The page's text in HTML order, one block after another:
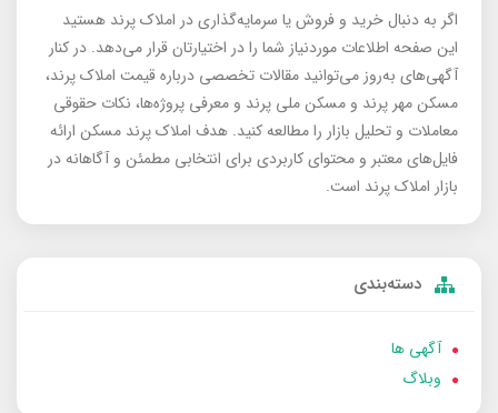
اگر به دنبال خرید و فروش یا سرمایه‌گذاری در املاک پرند هستید
این صفحه اطلاعات موردنیاز شما را در اختیارتان قرار می‌دهد. در کنار
آگهی‌های به‌روز می‌توانید مقالات تخصصی درباره قیمت املاک پرند،
مسکن مهر پرند و مسکن ملی پرند و معرفی پروژه‌ها، نکات حقوقی
معاملات و تحلیل بازار را مطالعه کنید. هدف املاک پرند مسکن ارائه
فایل‌های معتبر و محتوای کاربردی برای انتخابی مطمئن و آگاهانه در
بازار املاک پرند است.
دسته‌بندی
آگهی ها
وبلاگ